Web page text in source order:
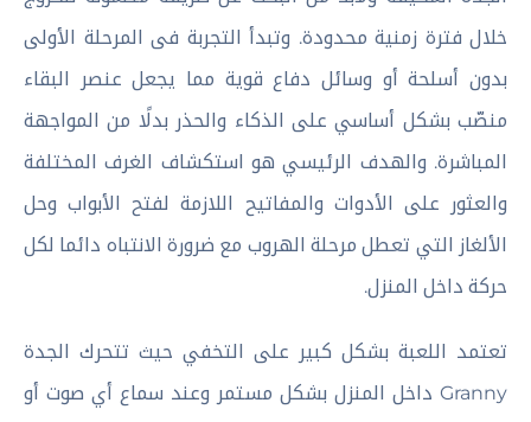
خلال فترة زمنية محدودة. وتبدأ التجربة فى المرحلة الأولى
بدون أسلحة أو وسائل دفاع قوية مما يجعل عنصر البقاء
منصّب بشكل أساسي على الذكاء والحذر بدلًا من المواجهة
المباشرة. والهدف الرئيسي هو استكشاف الغرف المختلفة
والعثور على الأدوات والمفاتيح اللازمة لفتح الأبواب وحل
الألغاز التي تعطل مرحلة الهروب مع ضرورة الانتباه دائما لكل
حركة داخل المنزل.
تعتمد اللعبة بشكل كبير على التخفي حيث تتحرك الجدة
Granny داخل المنزل بشكل مستمر وعند سماع أي صوت أو